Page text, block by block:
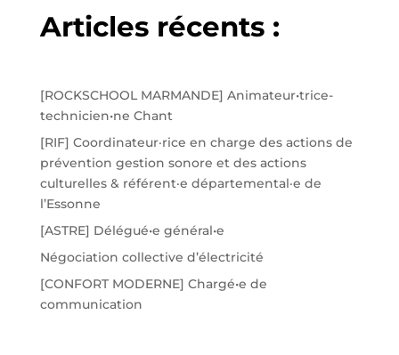
Articles récents :
[ROCKSCHOOL MARMANDE] Animateur•trice-
technicien•ne Chant
[RIF] Coordinateur·rice en charge des actions de
prévention gestion sonore et des actions
culturelles & référent·e départemental·e de
l’Essonne
[ASTRE] Délégué•e général•e
Négociation collective d’électricité
[CONFORT MODERNE] Chargé•e de
communication